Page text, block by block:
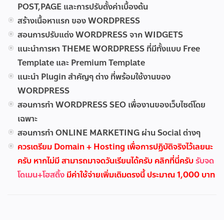
POST,PAGE และการปรับตั้งค่าเบื้องต้น
สร้างเนื้อหาแรก ของ WORDPRESS
สอนการปรับแต่ง WORDPRESS จาก WIDGETS
แนะนำการหา THEME WORDPRESS ที่มีทั้งแบบ Free
Template และ Premium Template
แนะนำ Plugin สำคัญๆ ต่าง ที่พร้อมใช้งานของ
WORDPRESS
สอนการทำ WORDPRESS SEO เพื่องานของเว็บไซต์โดย
เฉพาะ
สอนการทำ ONLINE MARKETING ผ่าน Social ต่างๆ
ควรเตรียม Domain + Hosting เพื่อการปฏิบัติจริงไว้เลยนะ
ครับ หากไม่มี สามารถมาจดวันเรียนได้ครับ คลิกที่นี่ครับรับจด
โดเมน+โฮสติ้ง มีค่าใช้จ่ายเพิ่มเติมตรงนี้ ประมาณ 1,000 บาท